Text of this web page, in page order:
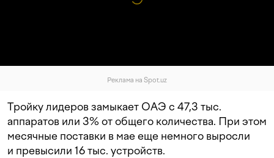
Реклама на Spot.uz
Тройку лидеров замыкает ОАЭ с 47,3 тыс.
аппаратов или 3% от общего количества. При этом
месячные поставки в мае еще немного выросли
и превысили 16 тыс. устройств.